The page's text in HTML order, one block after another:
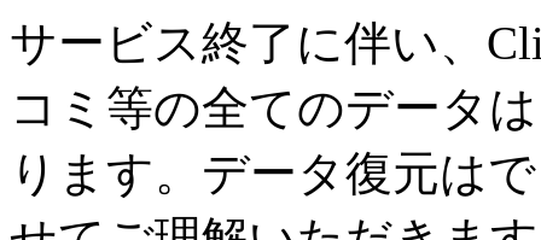
サービス終了に伴い、
コミ等の全てのデータ
ります。データ復元は